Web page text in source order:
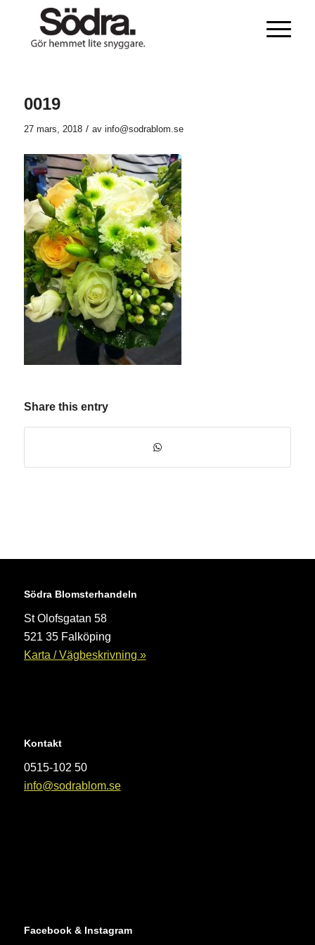
0019
27 mars, 2018 / av info@sodrablom.se
Share this entry
Södra Blomsterhandeln
St Olofsgatan 58
521 35 Falköping
Karta / Vägbeskrivning »
Kontakt
0515-102 50
info@sodrablom.se
Facebook & Instagram